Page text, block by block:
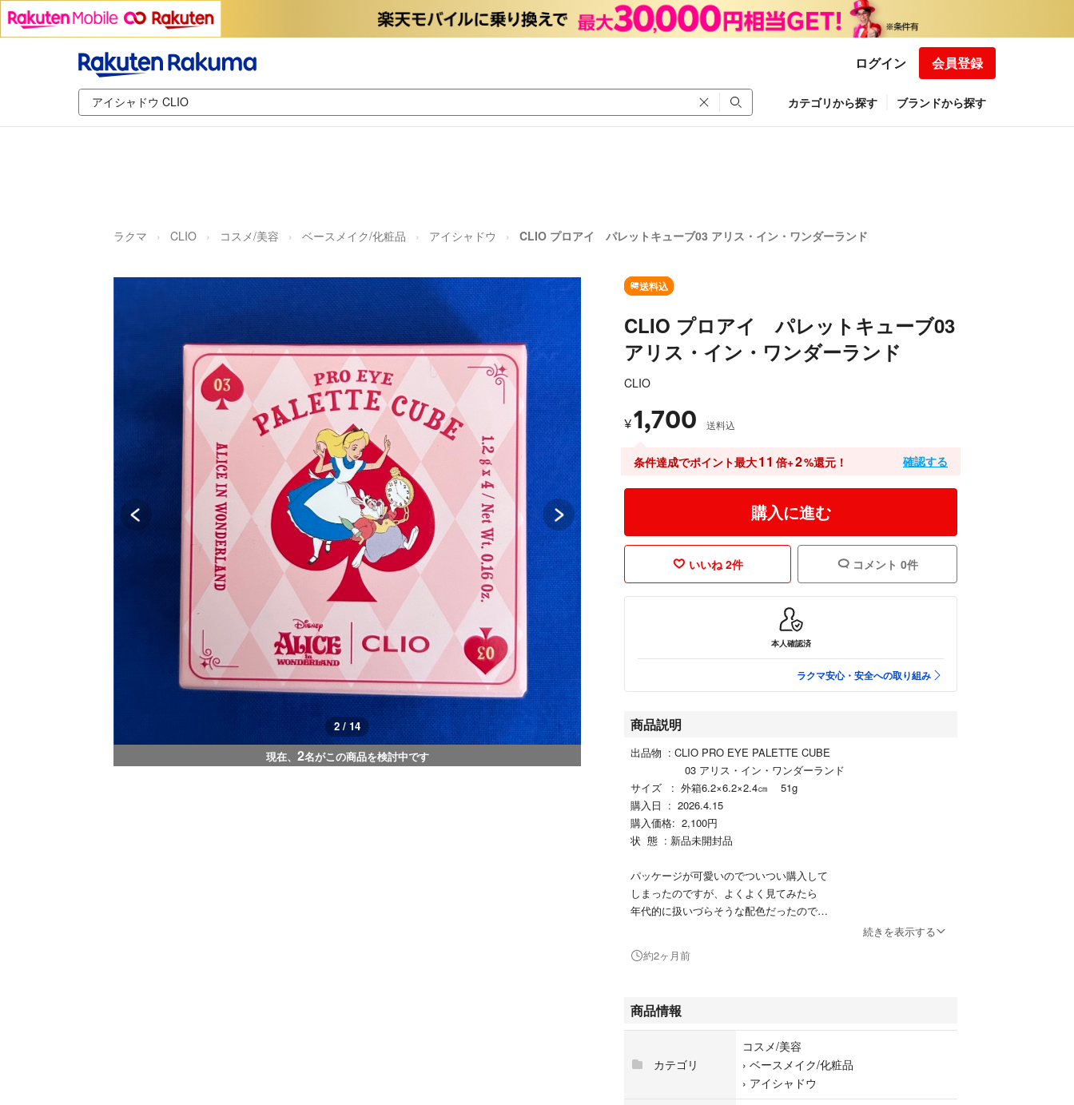
ログイン 会員登録
カテゴリから探す ブランドから探す
ラクマ CLIO コスメ/美容 ベースメイク/化粧品 アイシャドウ CLIO プロアイ パレットキューブ03 アリス・イン・ワンダーランド
3 / 14
現在、 2名がこの商品を検討中です
送料込
CLIO プロアイ パレットキューブ03
アリス・イン・ワンダーランド
CLIO
¥1,700 送料込
条件達成でポイント最大11 倍+2%還元！ 確認する
購入に進む
いいね 2件 コメント 0件
本人確認済
ラクマ安心・安全への取り組み
商品説明
出品物 : CLIO PRO EYE PALETTE CUBE
03 アリス・イン・ワンダーランド
サイズ : 外箱6.2×6.2×2.4㎝ 51g
購入日 : 2026.4.15
購入価格: 2,100円
状 態 : 新品未開封品
パッケージが可愛いのでついつい購入して
しまったのですが、よくよく見てみたら
年代的に扱いづらそうな配色だったので
同アイカラーのヤングオイスターも出品して
お手数をお掛けしますがプロフィールを
ご覧の上、ご理解いただけました方と
お取り引きに進みたいと思います。
まずはコメントにてご連絡くださいませ。
どうぞよろしくお願いいたします☺︎
続きを表示する
約2ヶ月前
商品情報
カテゴリ
コスメ/美容
› ベースメイク/化粧品
› アイシャドウ